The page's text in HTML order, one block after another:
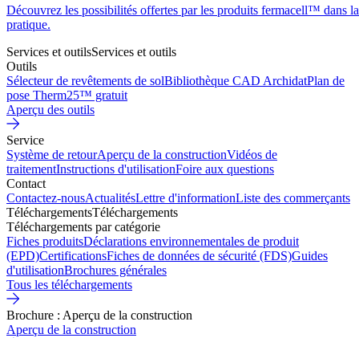
Découvrez les possibilités offertes par les produits fermacell™ dans la
pratique.
Services et outilsServices et outils
Outils
Sélecteur de revêtements de solBibliothèque CAD ArchidatPlan de
pose Therm25™ gratuit
Aperçu des outils
Service
Système de retourAperçu de la constructionVidéos de
traitementInstructions d'utilisationFoire aux questions
Contact
Contactez-nousActualitésLettre d'informationListe des commerçants
TéléchargementsTéléchargements
Téléchargements par catégorie
Fiches produitsDéclarations environnementales de produit
(EPD)CertificationsFiches de données de sécurité (FDS)Guides
d'utilisationBrochures générales
Tous les téléchargements
Brochure : Aperçu de la construction
Aperçu de la construction